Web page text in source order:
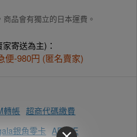
品會有獨立的日本運費。
家寄送為主)：
便-980円 (匿名賣家)
轉帳 超商代碼繳費
銀角零卡 AFTEE